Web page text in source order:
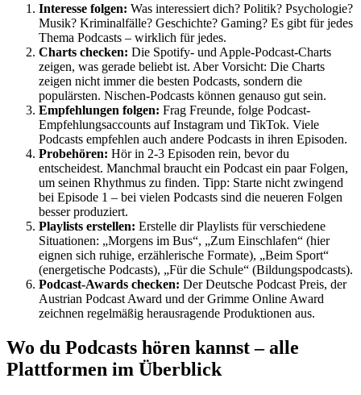
Interesse folgen: Was interessiert dich? Politik? Psychologie?
Musik? Kriminalfälle? Geschichte? Gaming? Es gibt für jedes
Thema Podcasts – wirklich für jedes.
Charts checken: Die Spotify- und Apple-Podcast-Charts
zeigen, was gerade beliebt ist. Aber Vorsicht: Die Charts
zeigen nicht immer die besten Podcasts, sondern die
populärsten. Nischen-Podcasts können genauso gut sein.
Empfehlungen folgen: Frag Freunde, folge Podcast-
Empfehlungsaccounts auf Instagram und TikTok. Viele
Podcasts empfehlen auch andere Podcasts in ihren Episoden.
Probehören: Hör in 2-3 Episoden rein, bevor du
entscheidest. Manchmal braucht ein Podcast ein paar Folgen,
um seinen Rhythmus zu finden. Tipp: Starte nicht zwingend
bei Episode 1 – bei vielen Podcasts sind die neueren Folgen
besser produziert.
Playlists erstellen: Erstelle dir Playlists für verschiedene
Situationen: „Morgens im Bus“, „Zum Einschlafen“ (hier
eignen sich ruhige, erzählerische Formate), „Beim Sport“
(energetische Podcasts), „Für die Schule“ (Bildungspodcasts).
Podcast-Awards checken: Der Deutsche Podcast Preis, der
Austrian Podcast Award und der Grimme Online Award
zeichnen regelmäßig herausragende Produktionen aus.
Wo du Podcasts hören kannst – alle
Plattformen im Überblick